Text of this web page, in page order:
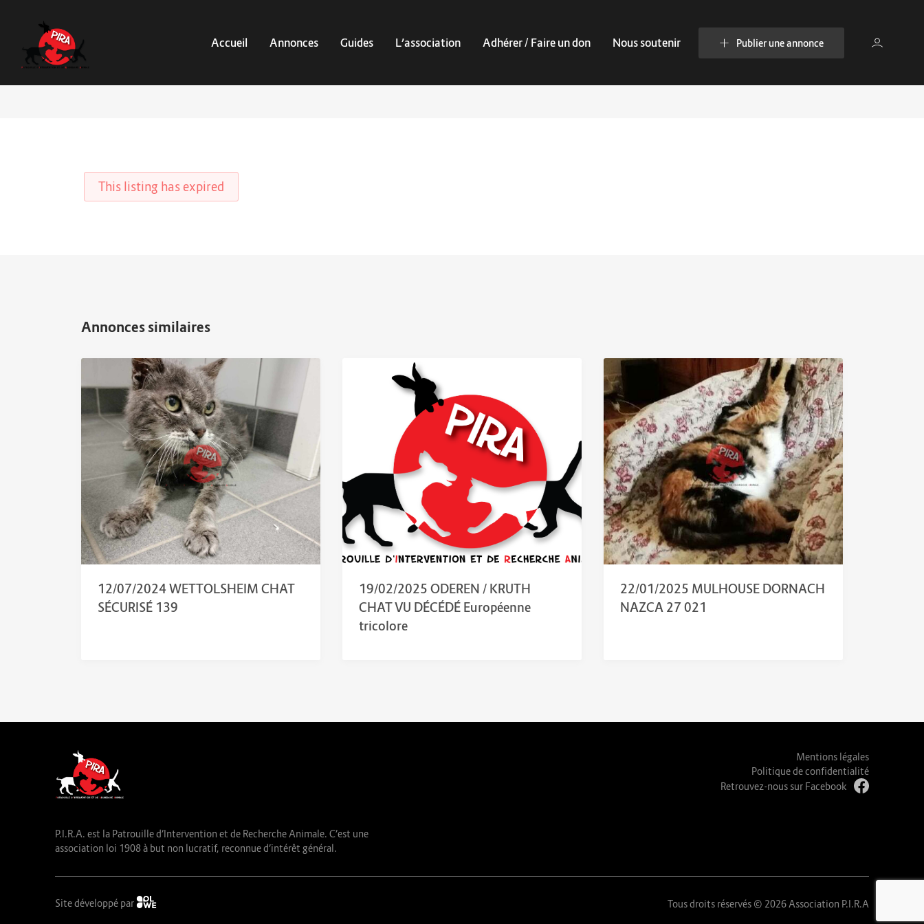
Accueil Annonces Guides L’association Adhérer / Faire un don Nous soutenir Publier une annonce
This listing has expired
12/07/2024 WETTOLSHEIM CHAT
SÉCURISÉ 139
19/02/2025 ODEREN / KRUTH
CHAT VU DÉCÉDÉ Européenne
tricolore
22/01/2025 MULHOUSE DORNACH
NAZCA 27 021
P.I.R.A. est la Patrouille d’Intervention et de Recherche Animale. C’est une
association loi 1908 à but non lucratif, reconnue d’intérêt général.
Mentions légales
Politique de confidentialité
Retrouvez-nous sur Facebook
Site développé par Tous droits réservés © 2026 Association P.I.R.A